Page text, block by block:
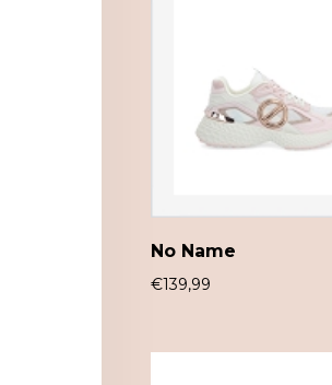
No Name
€139,99